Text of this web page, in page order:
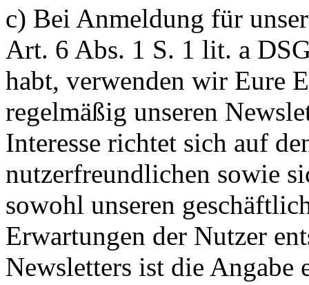
c) Bei Anmeldung für
Art. 6 Abs. 1 S. 1 lit. a
habt, verwenden wir Eure
regelmäßig unseren
Interesse richtet sich auf
nutzerfreundlichen sowie
sowohl unseren
Erwartungen der Nutzer
Newsletters ist die Angabe